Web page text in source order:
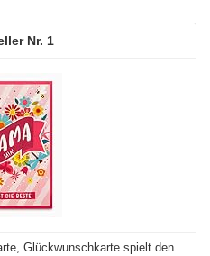
1
Glückwunschkarte spielt den